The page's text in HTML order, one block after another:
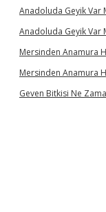
Anadoluda Geyik Var
Anadoluda Geyik Var
Mersinden Anamura
Mersinden Anamura
Geven Bitkisi Ne